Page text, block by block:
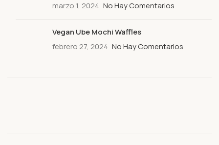
marzo 1, 2024 No Hay Comentarios
Vegan Ube Mochi Waffles
febrero 27, 2024 No Hay Comentarios